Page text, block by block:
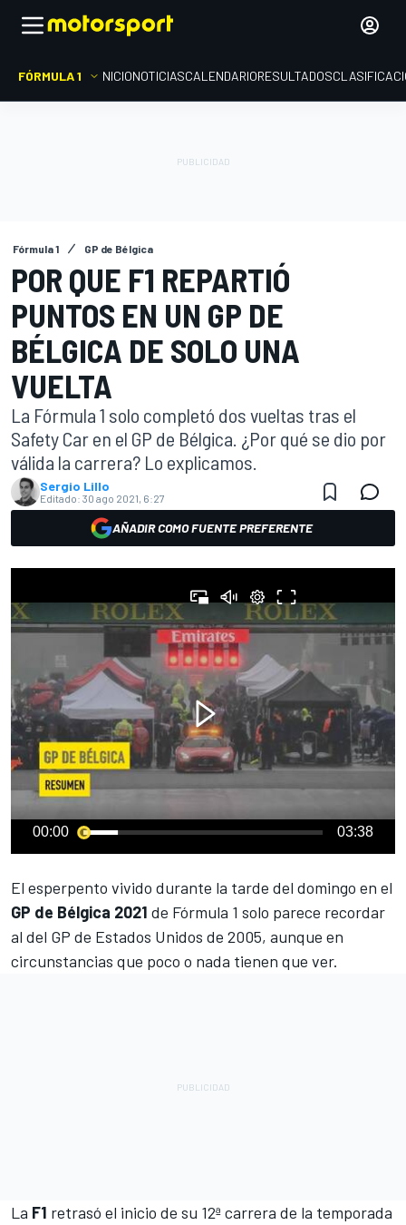
FÓRMULA 1 INICIONOTICIASCALENDARIORESULTADOS
Fórmula 1 GP de Bélgica
POR QUE F1 REPARTIÓ
PUNTOS EN UN GP DE
BÉLGICA DE SOLO UNA
VUELTA
La Fórmula 1 solo completó dos vueltas tras el
Safety Car en el GP de Bélgica. ¿Por qué se dio por
válida la carrera? Lo explicamos.
Sergio Lillo
Editado: 30 ago 2021, 6:27
AÑADIR COMO FUENTE PREFERENTE
00:00 03:38
El esperpento vivido durante la tarde del domingo en el
GP de Bélgica 2021 de Fórmula 1 solo parece recordar
al del GP de Estados Unidos de 2005, aunque en
circunstancias que poco o nada tienen que ver.
La F1 retrasó el inicio de su 12ª carrera de la temporada